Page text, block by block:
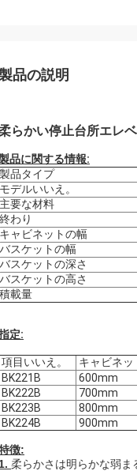
品の説明
らかい停止台所エレ
品に関する情報:
製品タイプ
モデルいいえ。
主要な材料
終わり
キャビネットの幅
バスケットの幅
バスケットの深さ
バスケットの高さ
積載量
定:
項目いいえ。 キャビネッ
BK221B
600mm
BK222B
700mm
BK223B
800mm
BK224B
900mm
徴:
1. 柔らかさは明らかな弱ま